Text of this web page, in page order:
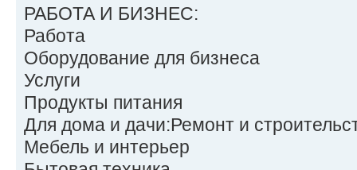
РАБОТА И БИЗНЕС:
Работа
Оборудование для бизнеса
Услуги
Продукты питания
Для дома и дачи:Ремонт и
Мебель и интерьер